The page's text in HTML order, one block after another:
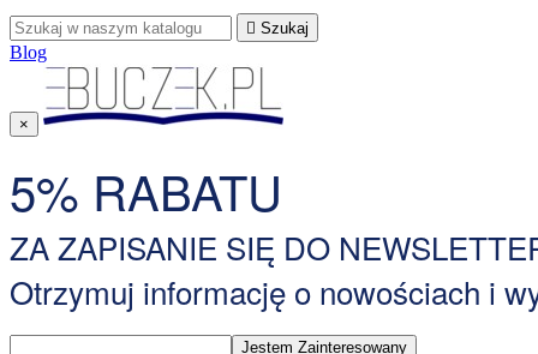
 Szukaj
Blog
×
5% RABATU
ZA ZAPISANIE SIĘ DO
Otrzymuj informację o nowościach i